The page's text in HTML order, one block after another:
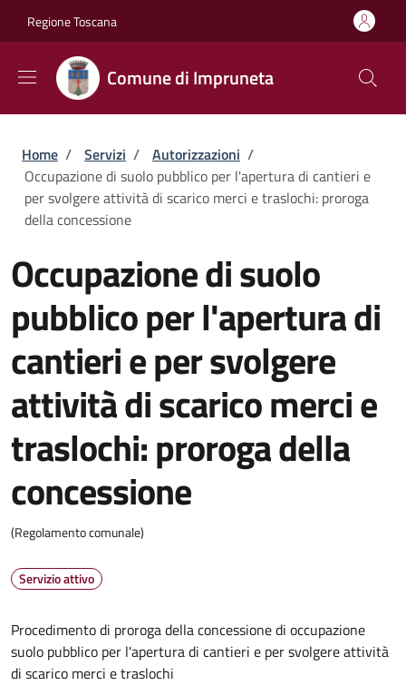
Regione Toscana
Comune di Impruneta
Briciole di pane
Home / Servizi / Autorizzazioni /
Occupazione di suolo pubblico per l'apertura di cantieri e
per svolgere attività di scarico merci e traslochi: proroga
della concessione
Occupazione di suolo
pubblico per l'apertura di
cantieri e per svolgere
attività di scarico merci e
traslochi: proroga della
concessione
(Regolamento comunale)
Servizio attivo
Procedimento di proroga della concessione di occupazione
suolo pubblico per l'apertura di cantieri e per svolgere attività
di scarico merci e traslochi